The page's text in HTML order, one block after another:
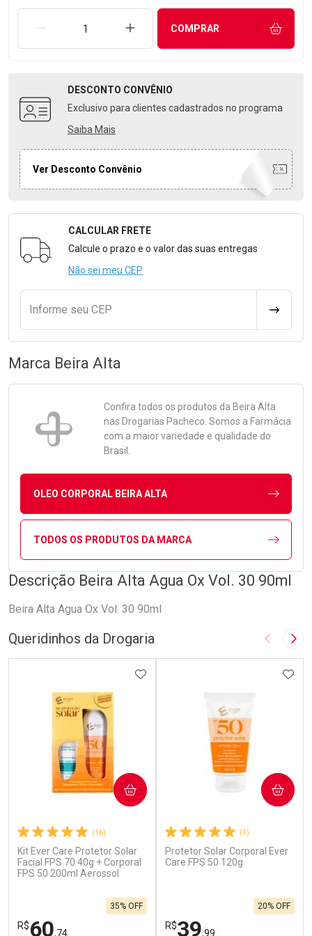
REMOVER UMA UNIDADEAUMENTAR UMA UNIDADE
COMPRAR
DESCONTO CONVÊNIO
Exclusivo para clientes cadastrados no programa
Saiba Mais
Ver Desconto Convênio
Formulário para Calcular o Frete
CALCULAR FRETE
Calcule o prazo e o valor das suas entregas
Não sei meu CEP
Informe seu CEP
Marca Beira Alta
Confira todos os produtos da Beira Alta
nas Drogarias Pacheco. Somos a Farmácia
com a maior variedade e qualidade do
Brasil.
OLEO CORPORAL BEIRA ALTA
TODOS OS PRODUTOS DA MARCA
Descrição Beira Alta Agua Ox Vol. 30 90ml
Beira Alta Agua Ox Vol. 30 90ml
Queridinhos da Drogaria Imagem
(16)
Kit Ever Care Protetor Solar
Facial FPS 70 40g + Corporal
FPS 50 200ml Aerossol
R$60,74
35% OFF
ADICIONAR AOS FAVORITOS
COMPRAR
(1)
Protetor Solar Corporal Ever
Care FPS 50 120g
R$39,99
20% OFF
COMPRAR